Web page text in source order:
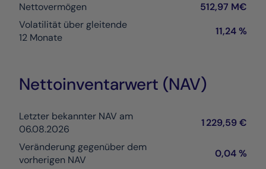
Nettovermögen
512,97 M€
Volatilität über gleitende
12 Monate
11,24 %
Nettoinventarwert (NAV)
Letzter bekannter NAV am
06.08.2026
1 229,59 €
Veränderung gegenüber dem
vorherigen NAV
0,04 %